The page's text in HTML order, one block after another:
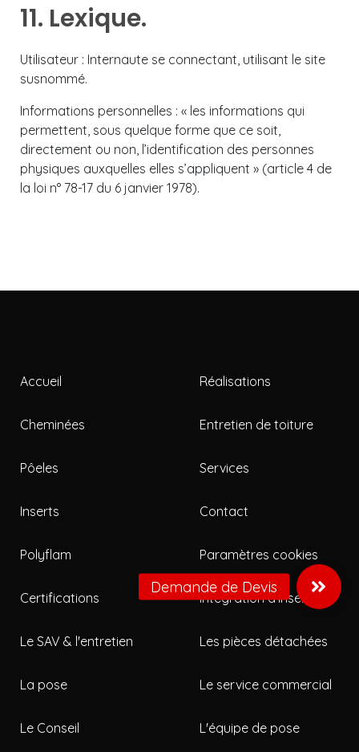
11. Lexique.
Utilisateur : Internaute se connectant, utilisant le site
susnommé.
Informations personnelles : « les informations qui
permettent, sous quelque forme que ce soit,
directement ou non, l’identification des personnes
physiques auxquelles elles s’appliquent » (article 4 de
la loi n° 78-17 du 6 janvier 1978).
Accueil
Cheminées
Pôeles
Inserts
Polyflam
Réalisations
Entretien de toiture
Services
Contact
Paramètres cookies
Certifications
Le SAV & l'entretien
La pose
Le Conseil
Intégration d’inserts
Les pièces détachées
Le service commercial
L'équipe de pose